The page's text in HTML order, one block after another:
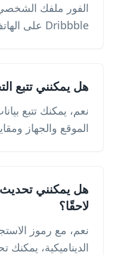
الفور ملفك
Dribbble على الهاتف الذكي.
هل يمكنني تتبع
نعم، يمكنك تتبع
الموقع والجهاز
هل يمكنني
لاحقًا؟
نعم، مع رموز
الديناميكية،